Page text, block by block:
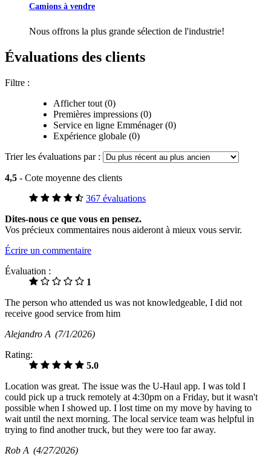
Camions à vendre
Nous offrons la plus grande sélection de l'industrie!
Évaluations des clients
Filtre :
Afficher tout (0)
Premières impressions (0)
Service en ligne Emménager (0)
Expérience globale (0)
Trier les évaluations par :
4,5 - Cote moyenne des clients
367 évaluations
Dites-nous ce que vous en pensez.
Vos précieux commentaires nous aideront à mieux vous servir.
Écrire un commentaire
Évaluation :
1
The person who attended us was not knowledgeable, I did not
receive good service from him
Alejandro A (7/1/2026)
Rating:
5.0
Location was great. The issue was the U-Haul app. I was told I
could pick up a truck remotely at 4:30pm on a Friday, but it wasn't
possible when I showed up. I lost time on my move by having to
wait until the next morning. The local service team was helpful in
trying to find another truck, but they were too far away.
Rob A (4/27/2026)